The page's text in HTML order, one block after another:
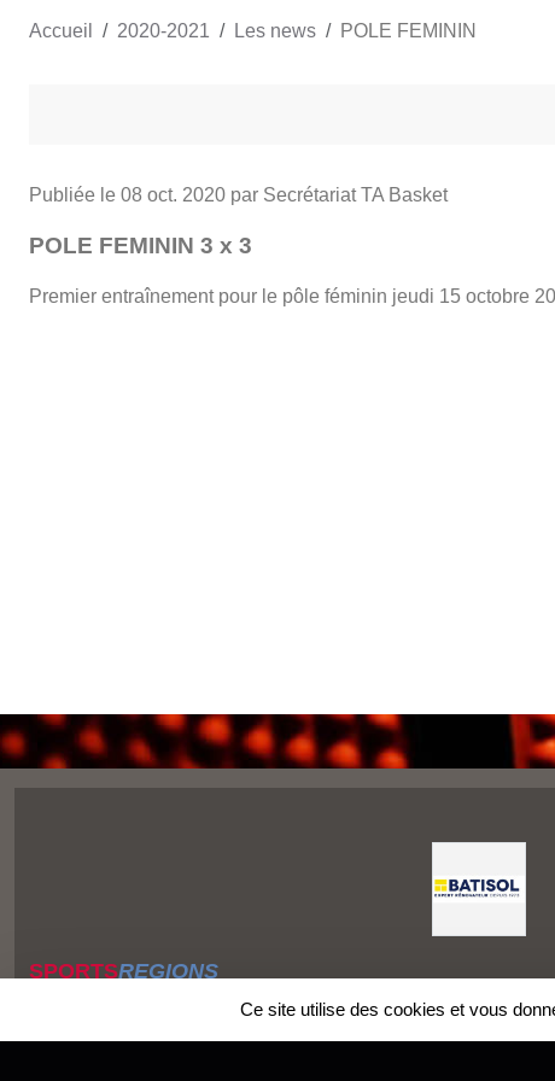
Accueil 2020-2021 Les news POLE FEMININ
Publiée le 08 oct. 2020 par Secrétariat TA Basket
POLE FEMININ 3 x 3
Premier entraînement pour le pôle féminin jeudi 15 octobre
SPORTSREGIONS
Ce site utilise des cookies et vous